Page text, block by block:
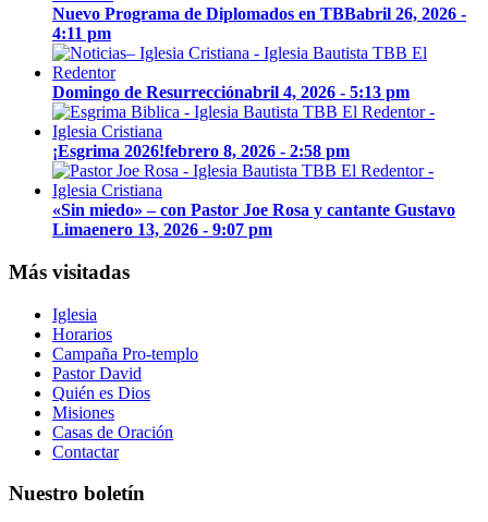
Nuevo Programa de Diplomados en TBBabril 26, 2026 -
4:11 pm
Domingo de Resurrecciónabril 4, 2026 - 5:13 pm
¡Esgrima 2026!febrero 8, 2026 - 2:58 pm
«Sin miedo» – con Pastor Joe Rosa y cantante Gustavo
Limaenero 13, 2026 - 9:07 pm
Más visitadas
Iglesia
Horarios
Campaña Pro-templo
Pastor David
Quién es Dios
Misiones
Casas de Oración
Contactar
Nuestro boletín